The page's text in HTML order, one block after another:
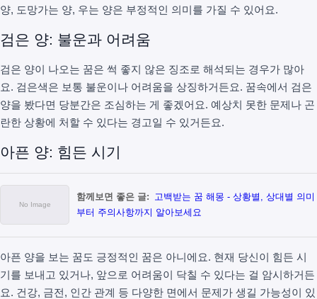
양, 도망가는 양, 우는 양은 부정적인 의미를 가질 수 있어요.
검은 양: 불운과 어려움
검은 양이 나오는 꿈은 썩 좋지 않은 징조로 해석되는 경우가 많아
요. 검은색은 보통 불운이나 어려움을 상징하거든요. 꿈속에서 검은
양을 봤다면 당분간은 조심하는 게 좋겠어요. 예상치 못한 문제나 곤
란한 상황에 처할 수 있다는 경고일 수 있거든요.
아픈 양: 힘든 시기
함께보면 좋은 글: 고백받는 꿈 해몽 - 상황별, 상대별 의미
부터 주의사항까지 알아보세요
아픈 양을 보는 꿈도 긍정적인 꿈은 아니에요. 현재 당신이 힘든 시
기를 보내고 있거나, 앞으로 어려움이 닥칠 수 있다는 걸 암시하거든
요. 건강, 금전, 인간 관계 등 다양한 면에서 문제가 생길 가능성이 있